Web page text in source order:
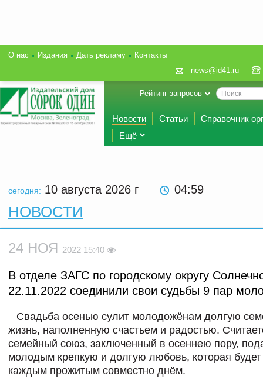
О нас Издания Дать рекламу
Контакты
news@id41.ru
Рейтинг запросов
Новости Статьи
Справочник
Ещё
сегодня: 10 августа 2026 г 04:59
НОВОСТИ
24 НОЯ 2022 15:40
В отделе ЗАГС по городскому округу
22.11.2022 соединили свои судьбы 9 пар
Свадьба осенью сулит молодожёнам долгую
жизнь, наполненную счастьем и радостью.
семейный союз, заключенный в осеннею пору,
молодым крепкую и долгую любовь, которая будет
каждым прожитым совместно днём.